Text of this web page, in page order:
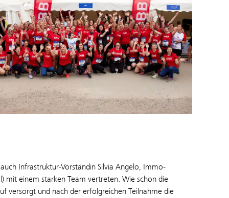
Infrastruktur-Vorständin Silvia Angelo, Immo-
mit einem starken Team vertreten. Wie schon die
versorgt und nach der erfolgreichen Teilnahme die